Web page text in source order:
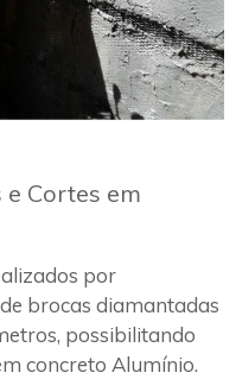
e Cortes em
por
brocas diamantadas
possibilitando
concreto Alumínio.